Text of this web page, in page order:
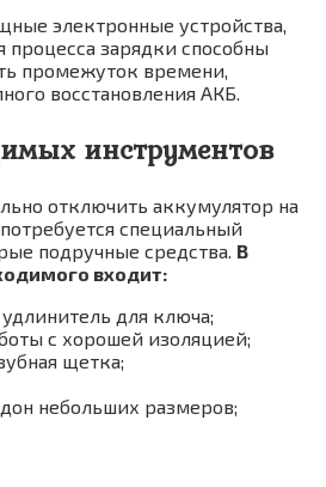
электронные устройства,
зарядки способны
промежуток времени,
восстановления АКБ.
инструментов
отключить аккумулятор на
специальный
подручные средства. В
входит:
для ключа;
с хорошей изоляцией;
щетка;
небольших размеров;